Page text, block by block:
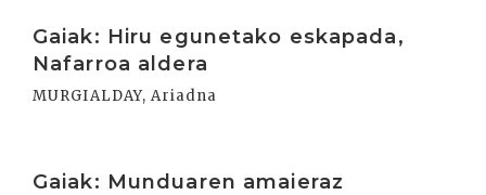
Gaiak: Hiru egunetako eskapada,
Nafarroa aldera
MURGIALDAY, Ariadna
Gaiak: Munduaren amaieraz